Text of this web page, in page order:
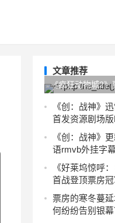
文章推荐
《疯狂动物城2》
HD720p完整版
《创：战神》
首发资源剧场
《创：战神》
语rmvb外挂字
《好莱坞惊呼
首战登顶票房冠
票房的寒冬蔓
何纷纷告别银幕